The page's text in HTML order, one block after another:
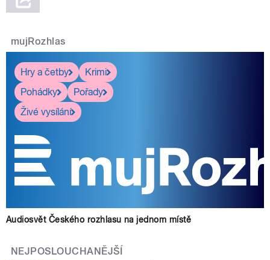
pause
mujRozhlas
Hry a četby
Krimi
Pohádky
Pořady
Živé vysílání
Audiosvět Českého rozhlasu na jednom místě
NEJPOSLOUCHANĚJŠÍ